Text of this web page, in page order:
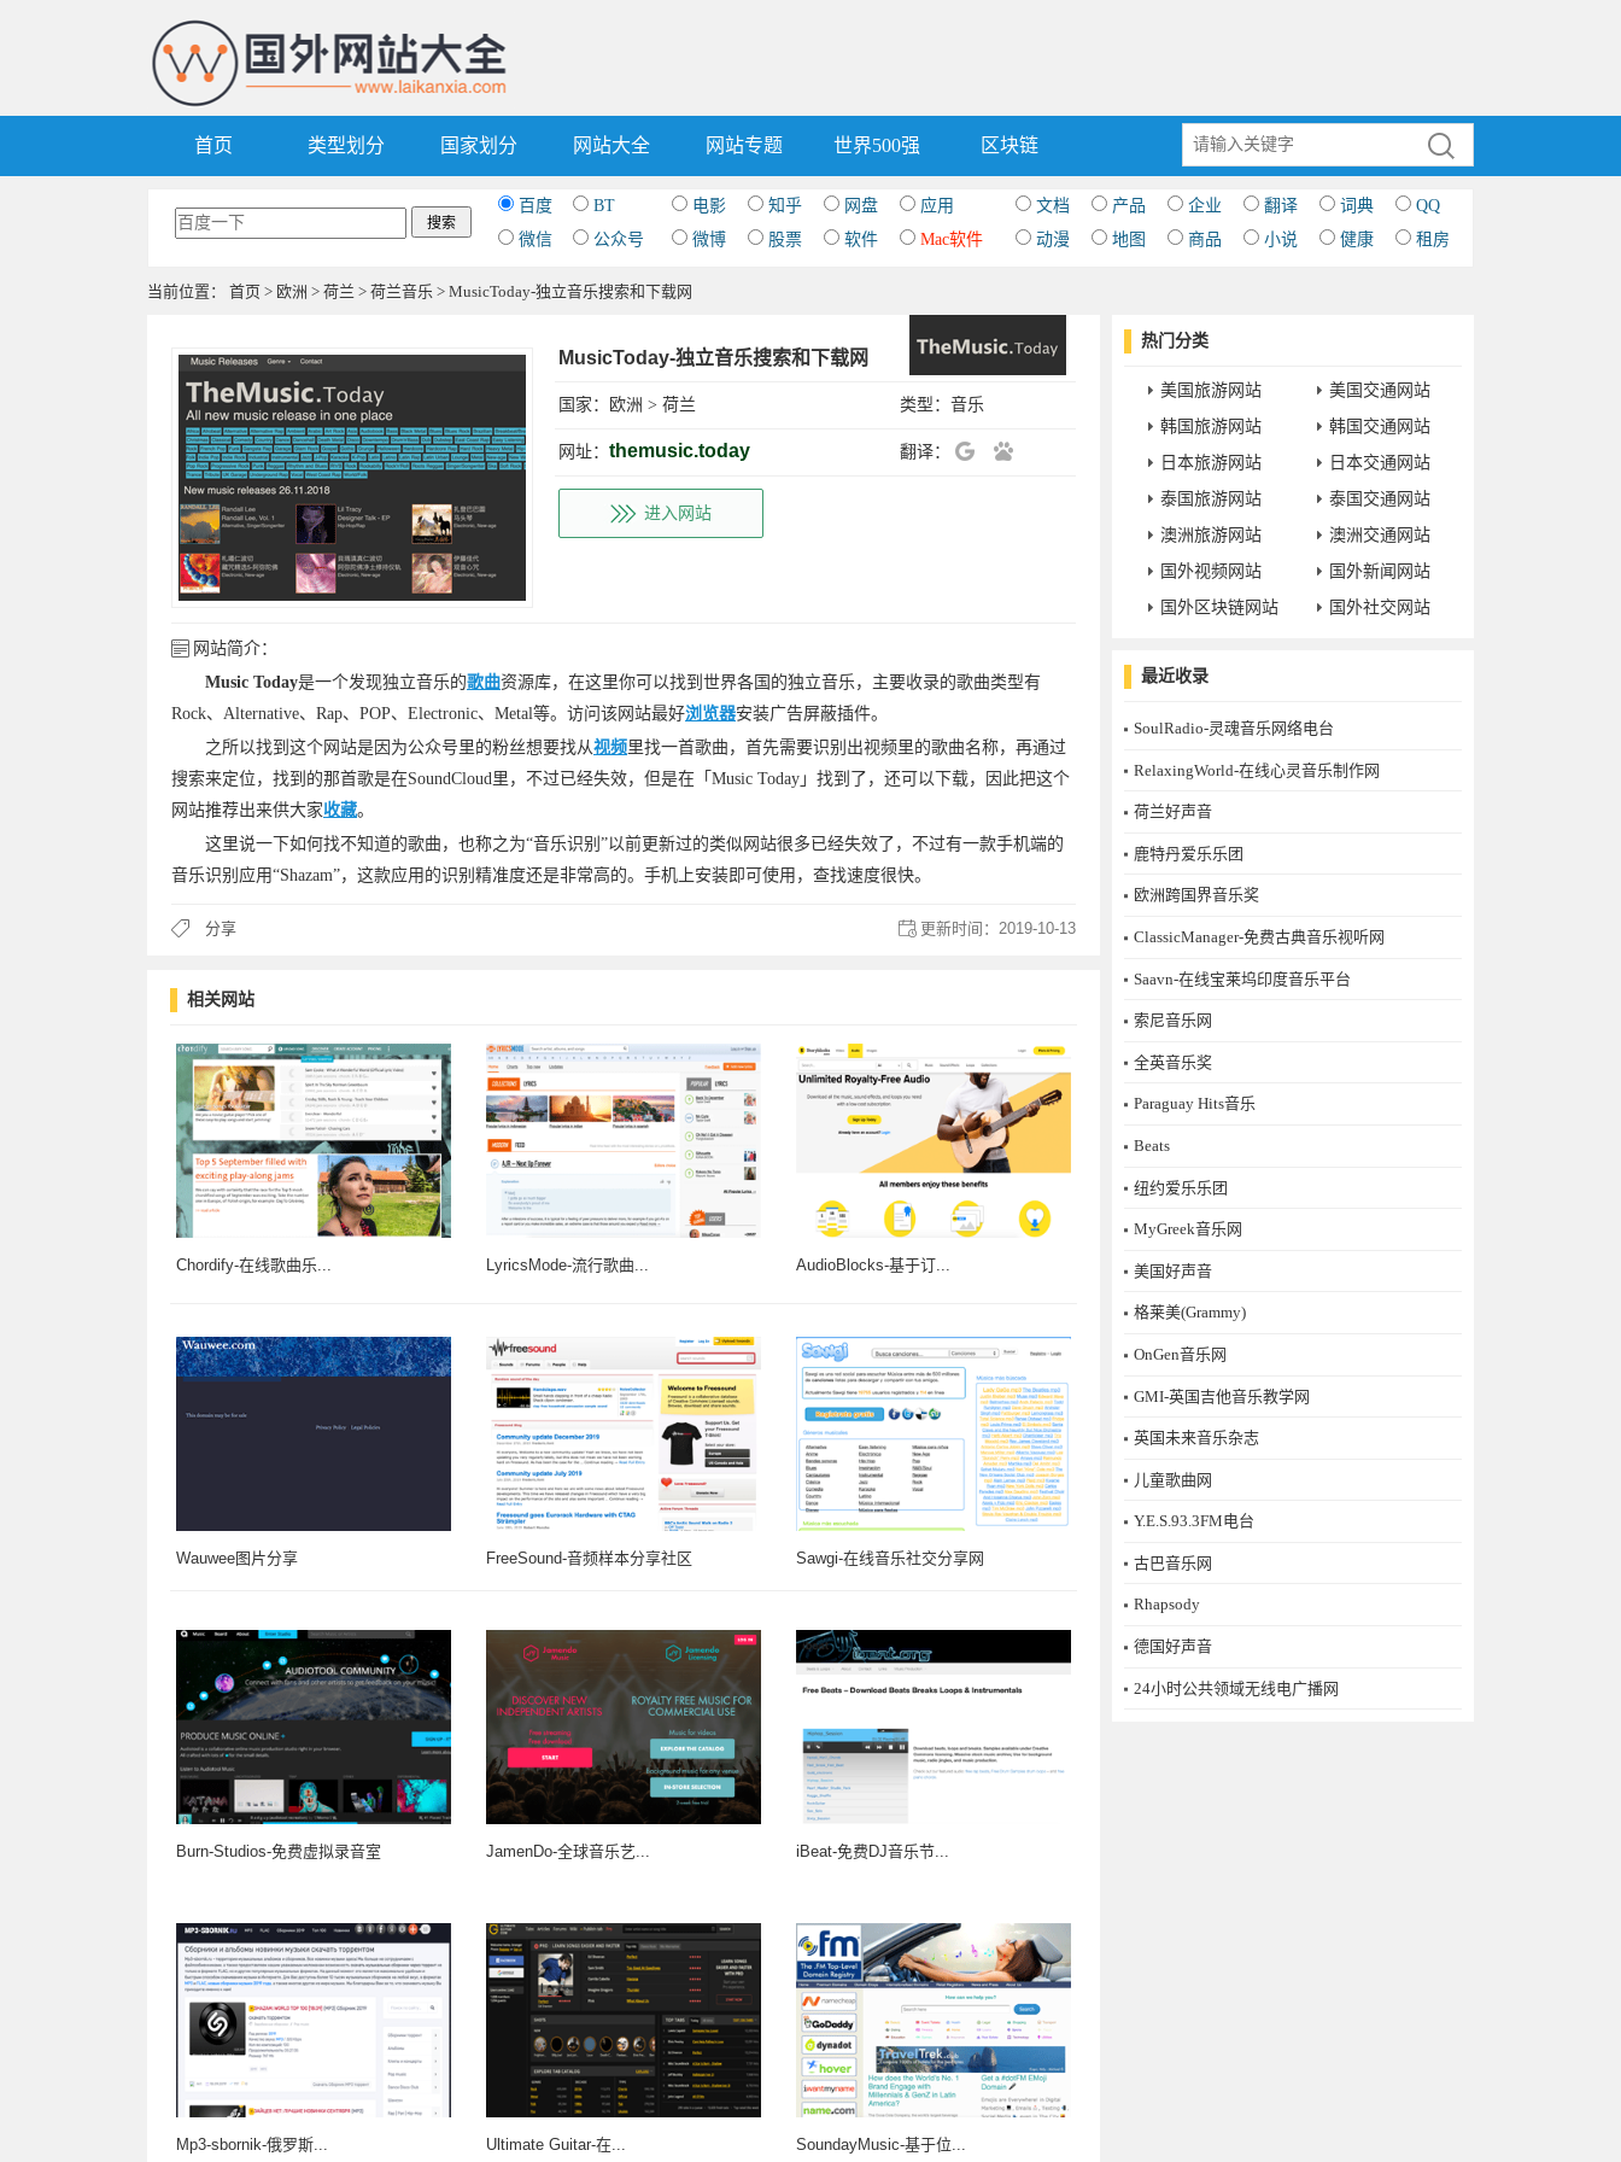
首页 类型划分 国家划分 网站大全 网站专题 世界500强 区块链
百度 BT 电影 知乎 网盘 应用 文档 产品 企业 翻译 词典
QQ
微信
公众号 微博 股票 软件 Mac软件 动漫 地图 商品 小说 健康 租房
当前位置： 首页 > 欧洲 > 荷兰 > 荷兰音乐 > MusicToday-独立音乐搜索和下载网
MusicToday-独立音乐搜索和下载网
国家： 欧洲 > 荷兰 类型： 音乐
网址： themusic.today 翻译：
进入网站
网站简介：
Music Today是一个发现独立音乐的歌曲资源库，在这里你可以找到世界各国的独立音乐，主要收录的歌曲类型有
Rock、Alternative、Rap、POP、Electronic、Metal等。访问该网站最好浏览器安装广告屏蔽插件。
之所以找到这个网站是因为公众号里的粉丝想要找从视频里找一首歌曲，首先需要识别出视频里的歌曲名称，再通过
搜索来定位，找到的那首歌是在SoundCloud里，不过已经失效，但是在「Music Today」找到了，还可以下载，因此把这个
网站推荐出来供大家收藏。
这里说一下如何找不知道的歌曲，也称之为“音乐识别”以前更新过的类似网站很多已经失效了，不过有一款手机端的
音乐识别应用“Shazam”，这款应用的识别精准度还是非常高的。手机上安装即可使用，查找速度很快。
分享 更新时间： 2019-10-13
相关网站
Chordify-在线歌曲乐... LyricsMode-流行歌曲... AudioBlocks-基于订...
Wauwee图片分享 FreeSound-音频样本分享社区 Sawgi-在线音乐社交分享网
Burn-Studios-免费虚拟录音室 JamenDo-全球音乐艺... iBeat-免费DJ音乐节...
Mp3-sbornik-俄罗斯... Ultimate Guitar-在... SoundayMusic-基于位...
热门分类
美国旅游网站
美国交通网站
韩国旅游网站
韩国交通网站
日本旅游网站
日本交通网站
泰国旅游网站
泰国交通网站
澳洲旅游网站
澳洲交通网站
国外视频网站
国外新闻网站
国外区块链网站
国外社交网站
最近收录
SoulRadio-灵魂音乐网络电台
RelaxingWorld-在线心灵音乐制作网
荷兰好声音
鹿特丹爱乐乐团
欧洲跨国界音乐奖
ClassicManager-免费古典音乐视听网
Saavn-在线宝莱坞印度音乐平台
索尼音乐网
全英音乐奖
Paraguay Hits音乐
Beats
纽约爱乐乐团
MyGreek音乐网
美国好声音
格莱美(Grammy)
OnGen音乐网
GMI-英国吉他音乐教学网
英国未来音乐杂志
儿童歌曲网
Y.E.S.93.3FM电台
古巴音乐网
Rhapsody
德国好声音
24小时公共领域无线电广播网